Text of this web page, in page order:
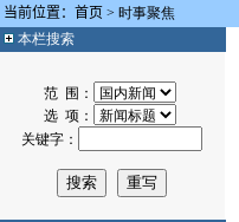
当前位置： 首页 > 时事聚焦
本栏搜索
范 围：
选 项：
关键字：